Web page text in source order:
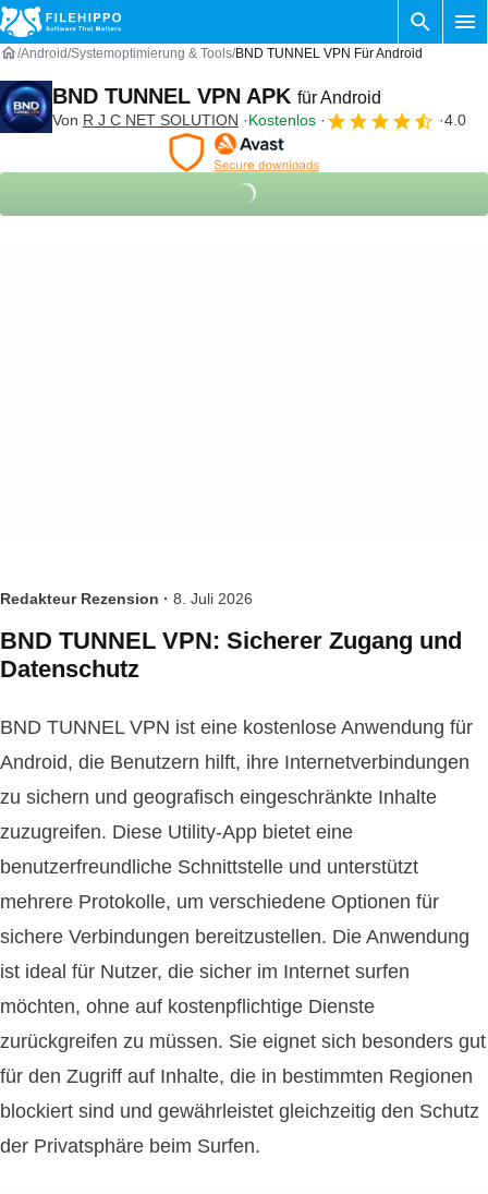
Android Systemoptimierung & Tools BND TUNNEL VPN Für Android
BND TUNNEL VPN APK für Android
Von R J C NET SOLUTION Kostenlos 4.0
Redakteur Rezension · 8. Juli 2026
BND TUNNEL VPN: Sicherer Zugang und
Datenschutz
BND TUNNEL VPN ist eine kostenlose Anwendung für
Android, die Benutzern hilft, ihre Internetverbindungen
zu sichern und geografisch eingeschränkte Inhalte
zuzugreifen. Diese Utility-App bietet eine
benutzerfreundliche Schnittstelle und unterstützt
mehrere Protokolle, um verschiedene Optionen für
sichere Verbindungen bereitzustellen. Die Anwendung
ist ideal für Nutzer, die sicher im Internet surfen
möchten, ohne auf kostenpflichtige Dienste
zurückgreifen zu müssen. Sie eignet sich besonders gut
für den Zugriff auf Inhalte, die in bestimmten Regionen
blockiert sind und gewährleistet gleichzeitig den Schutz
der Privatsphäre beim Surfen.